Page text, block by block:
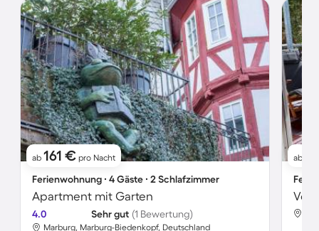
ab 161 € pro Nacht
Ferienwohnung ∙ 4 Gäste ∙ 2 Schlafzimmer
Apartment mit Garten
4.0 Sehr gut (1 Bewertung)
Marburg, Marburg-Biedenkopf, Deutschland
ab